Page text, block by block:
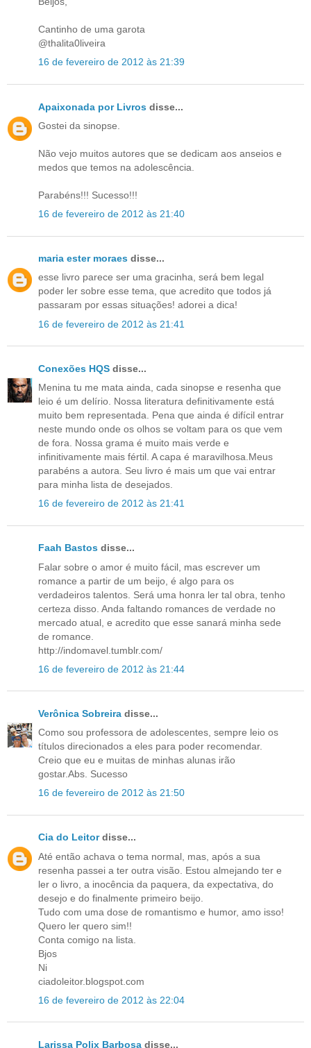
Cantinho de uma garota
@thalita0liveira
16 de fevereiro de 2012 às 21:39
Apaixonada por Livros disse...
Gostei da sinopse.
Não vejo muitos autores que se dedicam aos anseios e
medos que temos na adolescência.
Parabéns!!! Sucesso!!!
16 de fevereiro de 2012 às 21:40
maria ester moraes disse...
esse livro parece ser uma gracinha, será bem legal
poder ler sobre esse tema, que acredito que todos já
passaram por essas situações! adorei a dica!
16 de fevereiro de 2012 às 21:41
Conexões HQS disse...
Menina tu me mata ainda, cada sinopse e resenha que
leio é um delírio. Nossa literatura definitivamente está
muito bem representada. Pena que ainda é difícil entrar
neste mundo onde os olhos se voltam para os que vem
de fora. Nossa grama é muito mais verde e
infinitivamente mais fértil. A capa é maravilhosa.Meus
parabéns a autora. Seu livro é mais um que vai entrar
para minha lista de desejados.
16 de fevereiro de 2012 às 21:41
Faah Bastos disse...
Falar sobre o amor é muito fácil, mas escrever um
romance a partir de um beijo, é algo para os
verdadeiros talentos. Será uma honra ler tal obra, tenho
certeza disso. Anda faltando romances de verdade no
mercado atual, e acredito que esse sanará minha sede
de romance.
http://indomavel.tumblr.com/
16 de fevereiro de 2012 às 21:44
Verônica Sobreira disse...
Como sou professora de adolescentes, sempre leio os
títulos direcionados a eles para poder recomendar.
Creio que eu e muitas de minhas alunas irão
gostar.Abs. Sucesso
16 de fevereiro de 2012 às 21:50
Cia do Leitordisse...
Até então achava o tema normal, mas, após a sua
resenha passei a ter outra visão. Estou almejando ter e
ler o livro, a inocência da paquera, da expectativa, do
desejo e do finalmente primeiro beijo.
Tudo com uma dose de romantismo e humor, amo isso!
Quero ler quero sim!!
Conta comigo na lista.
Bjos
Ni
ciadoleitor.blogspot.com
16 de fevereiro de 2012 às 22:04
Larissa Polix Barbosa disse...